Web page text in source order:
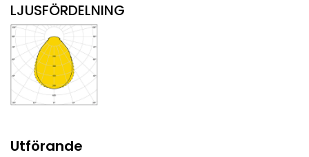
LJUSFÖRDELNING
Utförande